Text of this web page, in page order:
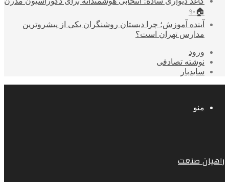
🏠✨
آینده آموزش؛ چرا دبستان روشنگران یکی از پیشروترین
مدارس تهران است؟
ورود
نوشته تصادفی
سایدبار
منو
راهیان صنعت